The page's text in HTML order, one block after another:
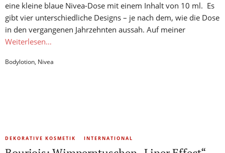
eine kleine blaue Nivea-Dose mit einem Inhalt von 10 ml. Es
gibt vier unterschiedliche Designs – je nach dem, wie die Dose
in den vergangenen Jahrzehnten aussah. Auf meiner
Weiterlesen…
Bodylotion, Nivea
DEKORATIVE KOSMETIK INTERNATIONAL